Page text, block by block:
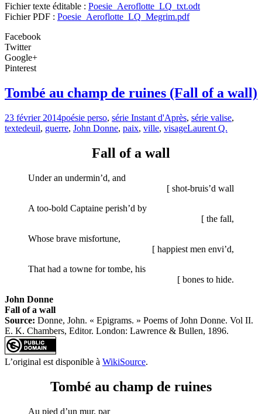
Fichier texte éditable : Poesie_Aeroflotte_LQ_txt.odt
Fichier PDF : Poesie_Aeroflotte_LQ_Megrim.pdf
Facebook
Twitter
Google+
Pinterest
Tombé au champ de ruines (Fall of a wall)
23 février 2014poésie perso, série Instant d'Après, série valise,
textedeuil, guerre, John Donne, paix, ville, visageLaurent Q.
Fall of a wall
Under an undermin’d, and
[ shot-bruis’d wall
A too-bold Captaine perish’d by
[ the fall,
Whose brave misfortune,
[ happiest men envi’d,
That had a towne for tombe, his
[ bones to hide.
John Donne
Fall of a wall
Source: Donne, John. « Epigrams. » Poems of John Donne. Vol II.
E. K. Chambers, Editor. London: Lawrence & Bullen, 1896.
L’original est disponible à WikiSource.
Tombé au champ de ruines
Au pied d’un mur, par